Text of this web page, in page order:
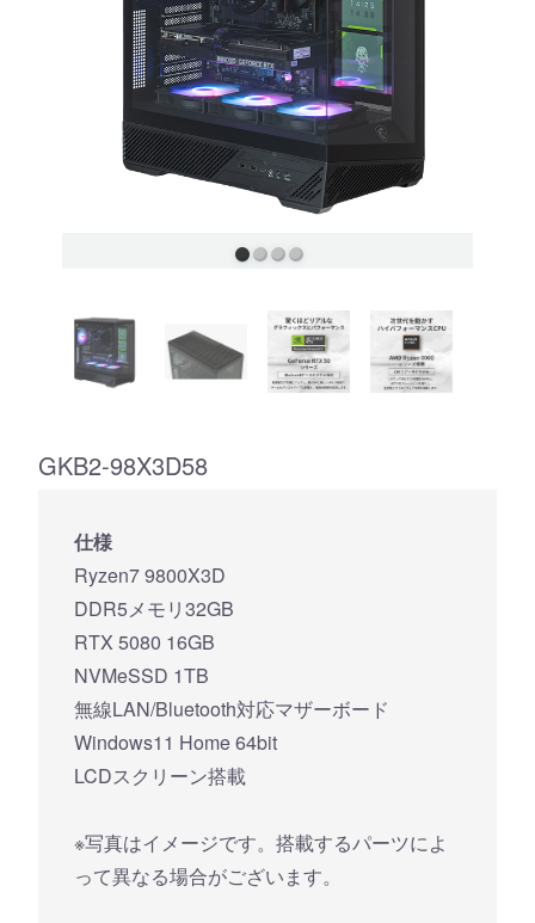
GKB2-98X3D58
仕様
Ryzen7 9800X3D
DDR5メモリ32GB
RTX 5080 16GB
NVMeSSD 1TB
無線LAN/Bluetooth対応マザーボード
Windows11 Home 64bit
LCDスクリーン搭載
※写真はイメージです。搭載するパーツによ
って異なる場合がございます。